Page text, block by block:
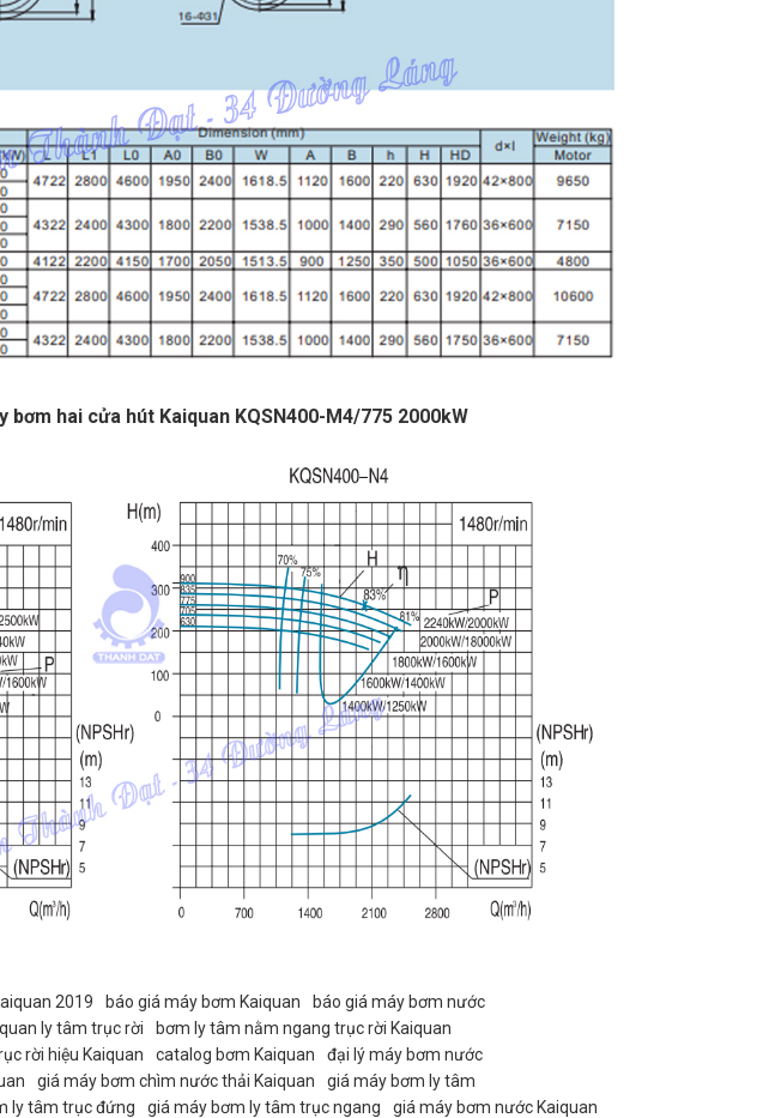
hai cửa hút Kaiquan KQSN400-M4/775 2000kW
2019 báo giá máy bơm Kaiquan
báo giá máy bơm nước
ly tâm trục rời
bơm ly tâm nằm ngang trục rời Kaiquan
rời hiệu Kaiquan catalog bơm Kaiquan
đại lý máy bơm nước
giá máy bơm chìm nước thải Kaiquan
giá máy bơm ly tâm
ly tâm trục đứng giá máy bơm ly tâm trục ngang
giá máy bơm nước Kaiquan